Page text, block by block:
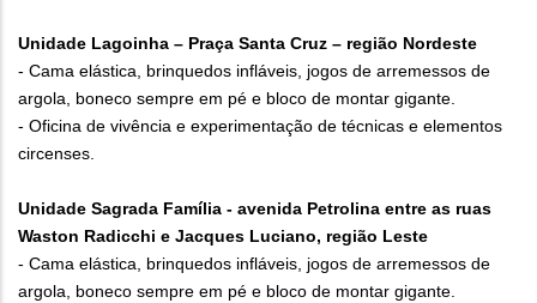
Unidade Lagoinha – Praça Santa Cruz – região Nordeste
- Cama elástica, brinquedos infláveis, jogos de arremessos de
argola, boneco sempre em pé e bloco de montar gigante.
- Oficina de vivência e experimentação de técnicas e elementos
circenses.
Unidade Sagrada Família - avenida Petrolina entre as ruas
Waston Radicchi e Jacques Luciano, região Leste
- Cama elástica, brinquedos infláveis, jogos de arremessos de
argola, boneco sempre em pé e bloco de montar gigante.